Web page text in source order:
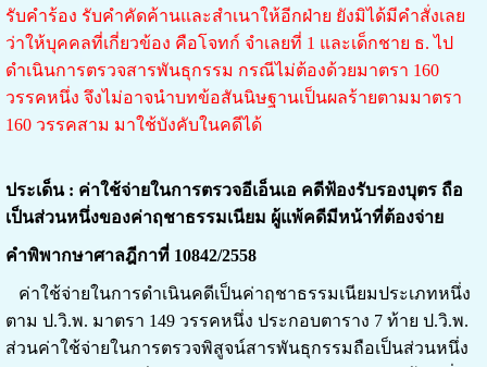
รับคำร้อง รับคำคัดค้านและสำเนาให้อีกฝ่าย ยังมิได้มีคำสั่งเลย
ว่าให้บุคคลที่เกี่ยวข้อง คือโจทก์ จำเลยที่ 1 และเด็กชาย ธ. ไป
ดำเนินการตรวจสารพันธุกรรม กรณีไม่ต้องด้วยมาตรา 160
วรรคหนึ่ง จึงไม่อาจนำบทข้อสันนิษฐานเป็นผลร้ายตามมาตรา
160 วรรคสาม มาใช้บังคับในคดีได้
ประเด็น : ค่าใช้จ่ายในการตรวจอีเอ็นเอ คดีฟ้องรับรองบุตร ถือ
เป็นส่วนหนึ่งของค่าฤชาธรรมเนียม ผู้แพ้คดีมีหน้าที่ต้องจ่าย
คำพิพากษาศาลฎีกาที่ 10842/2558
ค่าใช้จ่ายในการดำเนินคดีเป็นค่าฤชาธรรมเนียมประเภทหนึ่ง
ตาม ป.วิ.พ. มาตรา 149 วรรคหนึ่ง ประกอบตาราง 7 ท้าย ป.วิ.พ.
ส่วนค่าใช้จ่ายในการตรวจพิสูจน์สารพันธุกรรมถือเป็นส่วนหนึ่ง